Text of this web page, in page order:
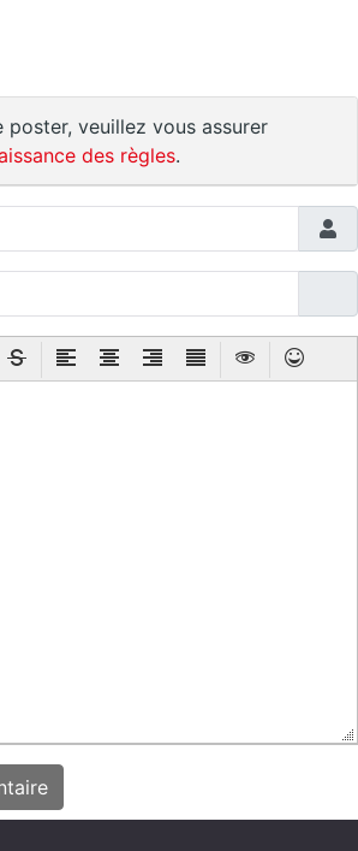
poster, veuillez vous assurer
des règles.